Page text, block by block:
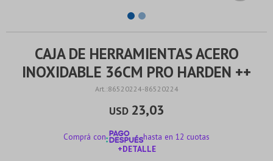
CAJA DE HERRAMIENTAS ACERO
INOXIDABLE 36CM PRO HARDEN ++
86520224-86520224
USD 23,03
Comprá con
hasta en 12 cuotas
+DETALLE